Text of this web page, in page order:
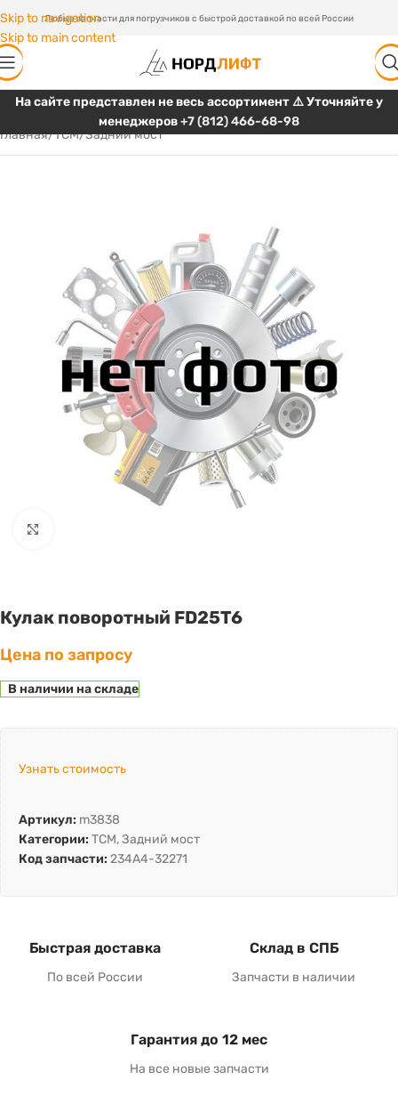
Skip to navigation
Skip to main content
Любые запчасти для погрузчиков с быстрой доставкой по всей России
На сайте представлен не весь ассортимент ⚠️ Уточняйте у
менеджеров+7 (812) 466-68-98
Главная/TCM/Задний мост
Кулак поворотный FD25T6
Цена по запросу
В наличии на складе
Узнать стоимость
Артикул: m3838
Категории: TCM,Задний мост
Код запчасти: 234A4-32271
Быстрая доставка
По всей России
Склад в СПБ
Запчасти в наличии
Гарантия до 12 мес
На все новые запчасти